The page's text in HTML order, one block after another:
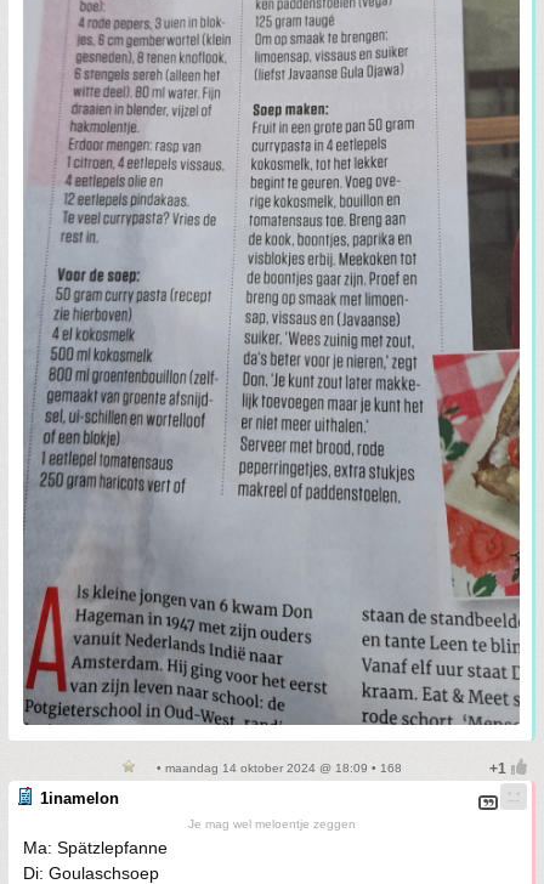
• maandag 14 oktober 2024 @ 18:09 • 168
1inamelon
Je mag wel meloentje zeggen
Ma: Spätzlepfanne
Di: Goulaschsoep